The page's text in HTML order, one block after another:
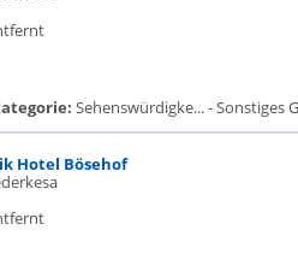
Sehenswürdigke... - Sonstiges
Hotel Bösehof